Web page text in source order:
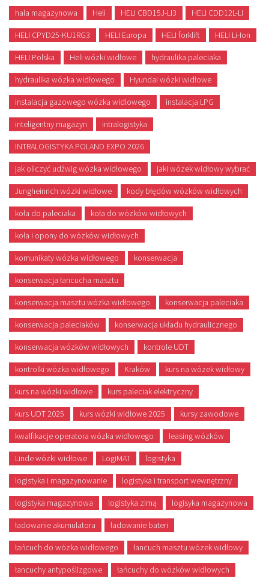
hala magazynowa Heli HELI CBD15J-LI3 HELI CDD12L-LI
HELI CPYD25-KU1RG3 HELI Europa HELI forklift HELI Li-Ion
HELI Polska Heli wózki widłowe hydraulika paleciaka
hydraulika wózka widłowego Hyundai wózki widłowe
instalacja gazowego wózka widlowego instalacja LPG
inteligentny magazyn intralogistyka
INTRALOGISTYKA POLAND EXPO 2026
jak oliczyć udźwig wózka widłowego jaki wózek widłowy wybrać
Jungheinrich wózki widłowe kody błędów wózków widłowych
koła do paleciaka koła do wózków widłowych
koła i opony do wózków widłowych
komunikaty wózka widłowego konserwacja
konserwacja łancucha masztu
konserwacja masztu wózka widłowego konserwacja paleciaka
konserwacja paleciaków konserwacja układu hydraulicznego
konserwacja wózków widłowych kontrole UDT
kontrolki wózka widłowego Kraków kurs na wózek widłowy
kurs na wózki widłowe kurs paleciak elektryczny
kurs UDT 2025 kurs wózki widłowe 2025 kursy zawodowe
kwalfikacje operatora wózka widłowego leasing wózków
Linde wózki widłowe LogiMAT logistyka
logistyka i magazynowanie logistyka i transport wewnętrzny
logistyka magazynowa logistyka zimą logisyka magazynowa
ładowanie akumulatora ładowanie bateri
łańcuch do wózka widłowego łancuch masztu wózek widłowy
łancuchy antypoślizgowe łańcuchy do wózków widłowych